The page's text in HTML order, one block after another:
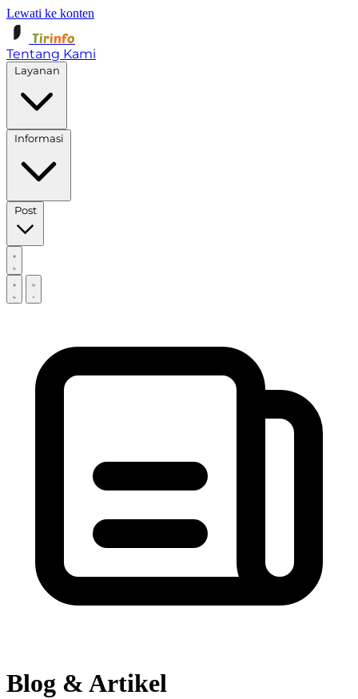
Lewati ke konten
Tirinfo
Tentang Kami
Post
Blog & Artikel